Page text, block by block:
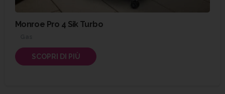
Monroe Pro 4 Sik Turbo
SCOPRI DI PIÙ